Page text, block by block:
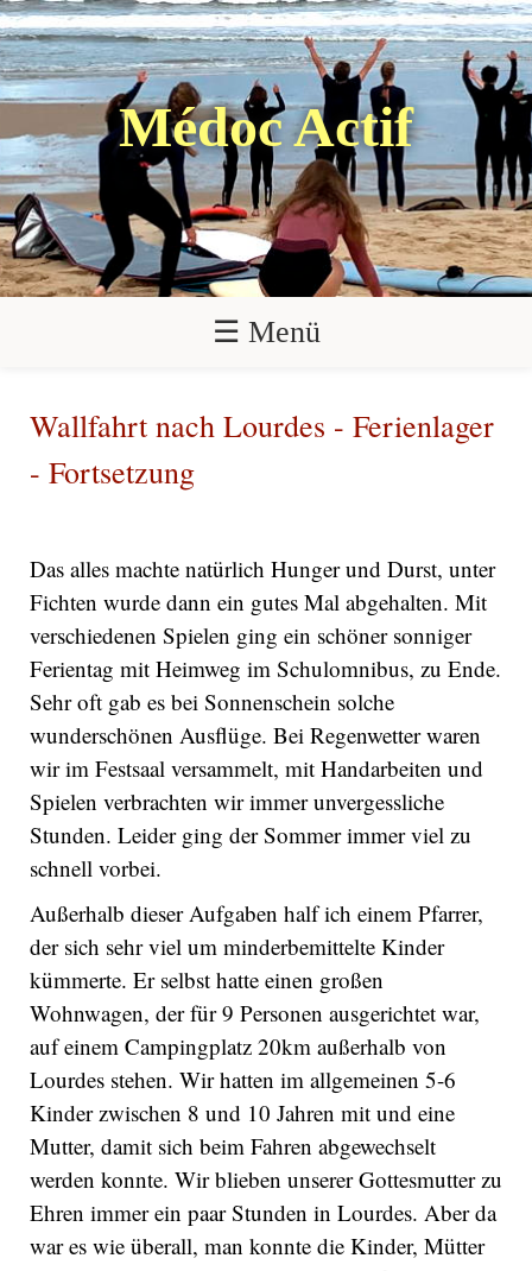
Médoc Actif
☰ Menü
Wallfahrt nach Lourdes - Ferienlager
- Fortsetzung
Das alles machte natürlich Hunger und Durst, unter
Fichten wurde dann ein gutes Mal abgehalten. Mit
verschiedenen Spielen ging ein schöner sonniger
Ferientag mit Heimweg im Schulomnibus, zu Ende.
Sehr oft gab es bei Sonnenschein solche
wunderschönen Ausflüge. Bei Regenwetter waren
wir im Festsaal versammelt, mit Handarbeiten und
Spielen verbrachten wir immer unvergessliche
Stunden. Leider ging der Sommer immer viel zu
schnell vorbei.
Außerhalb dieser Aufgaben half ich einem Pfarrer,
der sich sehr viel um minderbemittelte Kinder
kümmerte. Er selbst hatte einen großen
Wohnwagen, der für 9 Personen ausgerichtet war,
auf einem Campingplatz 20km außerhalb von
Lourdes stehen. Wir hatten im allgemeinen 5-6
Kinder zwischen 8 und 10 Jahren mit und eine
Mutter, damit sich beim Fahren abgewechselt
werden konnte. Wir blieben unserer Gottesmutter zu
Ehren immer ein paar Stunden in Lourdes. Aber da
war es wie überall, man konnte die Kinder, Mütter